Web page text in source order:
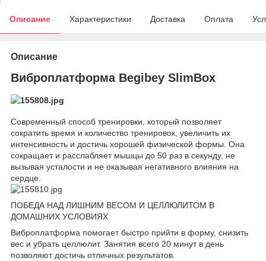
Описание Характеристики Доставка Оплата
Описание
Виброплатформа Begibey SlimBox
Современный способ тренировки, который позволяет
сократить время и количество тренировок, увеличить их
интенсивность и достичь хорошей физической формы. Она
сокращает и расслабляет мышцы до 50 раз в секунду, не
вызывая усталости и не оказывая негативного влияния на
сердце.
ПОБЕДА НАД ЛИШНИМ ВЕСОМ И ЦЕЛЛЮЛИТОМ В
ДОМАШНИХ УСЛОВИЯХ
Виброплатформа помогает быстро прийти в форму, снизить
вес и убрать целлюлит. Занятия всего 20 минут в день
позволяют достичь отличных результатов.